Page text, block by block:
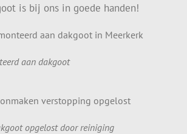
is bij ons in goede handen!
aan dakgoot
opgelost door reiniging